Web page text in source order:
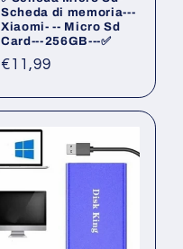
Scheda di memoria---
Xiaomi- -- Micro Sd
Card---256GB---✅
Prezzo
listino
€11,99